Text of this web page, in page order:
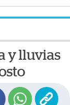
y lluvias